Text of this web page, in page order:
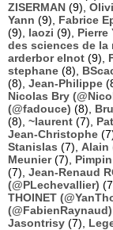
ZISERMAN (9),
Yann (9), Fabrice
(9), laozi (9), Pierre
des sciences de la
arderbor elnot (9),
stephane (8),
(8), Jean-Philippe
Nicolas Bry
(@fadouce) (8),
(8), ~laurent (7),
Jean-Christophe
Stanislas (7), Alain
Meunier(7), Pimpin
(7), Jean-Renaud
(@PLechevallier)
THOINET
(@FabienRaynaud)
Jasontrisy (7),